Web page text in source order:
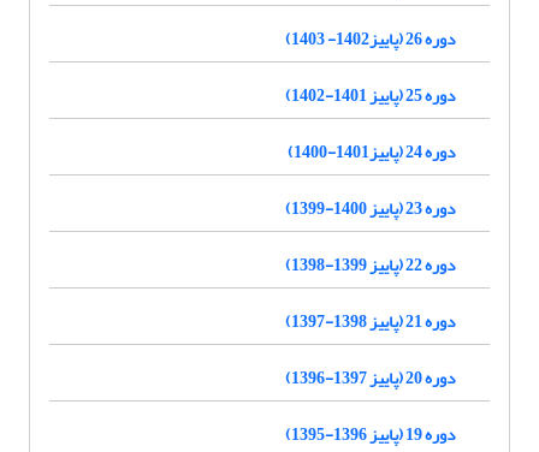
دوره 26 (پاییز1402- 1403)
دوره 25 (پاییز 1401-1402)
دوره 24 (پاییز1401-1400)
دوره 23 (پاییز 1400-1399)
دوره 22 (پاییز 1399-1398)
دوره 21 (پاییز 1398-1397)
دوره 20 (پاییز 1397-1396)
دوره 19 (پاییز 1396-1395)